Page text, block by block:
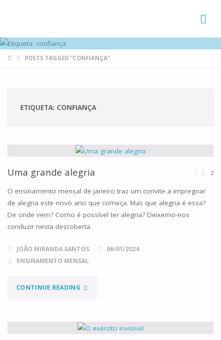
HOMEPOSTS TAGGED "CONFIANÇA"
ETIQUETA: CONFIANÇA
Uma grande alegria 2
O ensinamento mensal de janeiro traz um convite a impregnar
de alegria este novo ano que começa. Mas que alegria é essa?
De onde vem? Como é possível ter alegria? Deixemo-nos
conduzir nesta descoberta.
JOÃO MIRANDA SANTOS
06/01/2024
ENSINAMENTO MENSAL
CONTINUE READING"UMA
ALEGRIA"